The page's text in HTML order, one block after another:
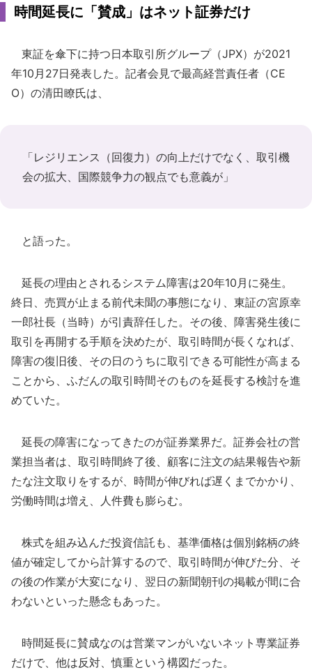
時間延長に「賛成」はネット証券だけ
東証を傘下に持つ日本取引所グループ（JPX）が2021
年10月27日発表した。記者会見で最高経営責任者（CE
O）の清田瞭氏は、
「レジリエンス（回復力）の向上だけでなく、取引機
会の拡大、国際競争力の観点でも意義が」
と語った。
延長の理由とされるシステム障害は20年10月に発生。
終日、売買が止まる前代未聞の事態になり、東証の宮原幸
一郎社長（当時）が引責辞任した。その後、障害発生後に
取引を再開する手順を決めたが、取引時間が長くなれば、
障害の復旧後、その日のうちに取引できる可能性が高まる
ことから、ふだんの取引時間そのものを延長する検討を進
めていた。
延長の障害になってきたのが証券業界だ。証券会社の営
業担当者は、取引時間終了後、顧客に注文の結果報告や新
たな注文取りをするが、時間が伸びれば遅くまでかかり、
労働時間は増え、人件費も膨らむ。
株式を組み込んだ投資信託も、基準価格は個別銘柄の終
値が確定してから計算するので、取引時間が伸びた分、そ
の後の作業が大変になり、翌日の新聞朝刊の掲載が間に合
わないといった懸念もあった。
時間延長に賛成なのは営業マンがいないネット専業証券
だけで、他は反対、慎重という構図だった。